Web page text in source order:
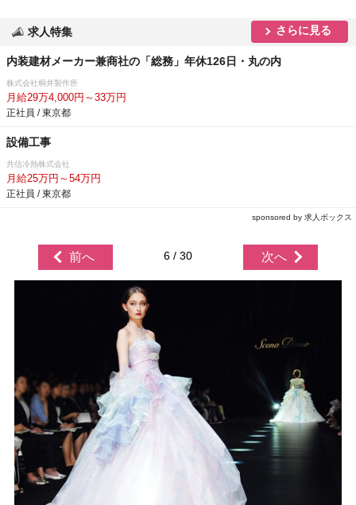
求人特集 さらに見る
内装建材メーカー兼商社の「総務」年休126日・丸の内
株式会社桐井製作所
月給29万4,000円～33万円
正社員 / 東京都
設備工事
共信冷熱株式会社
月給25万円～54万円
正社員 / 東京都
sponsored by 求人ボックス
前へ 6 / 30 次へ